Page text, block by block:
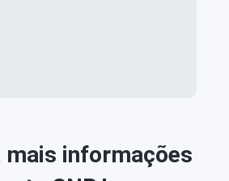
mais informações